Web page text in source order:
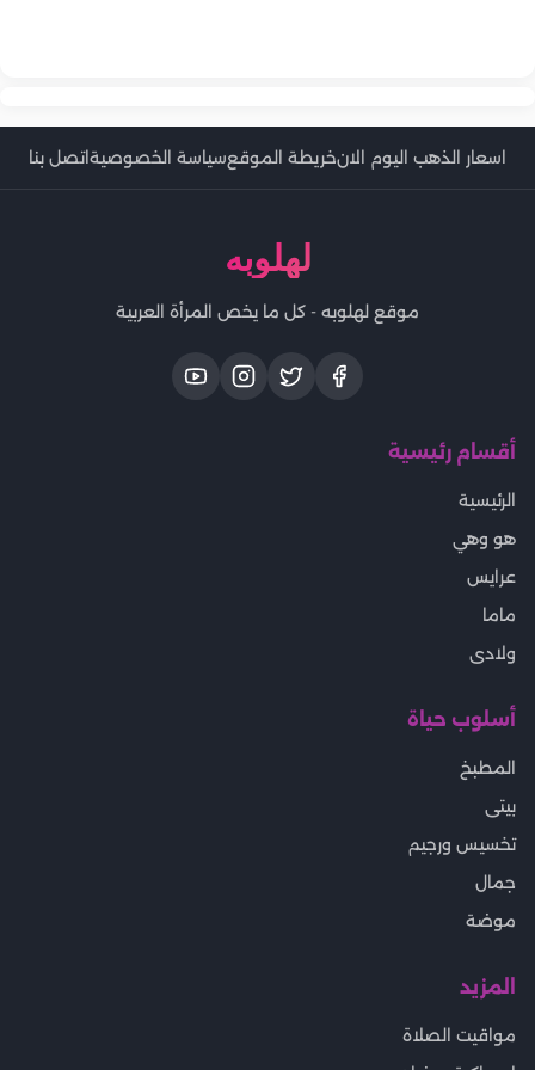
اسعار الذهب اليوم الانخريطة الموقعسياسة الخصوصيةاتصل بنا
لهلوبه
موقع لهلوبه - كل ما يخص المرأة العربية
أقسام رئيسية
الرئيسية
هو وهي
عرايس
ماما
ولادى
أسلوب حياة
المطبخ
بيتى
تخسيس ورجيم
جمال
موضة
المزيد
مواقيت الصلاة